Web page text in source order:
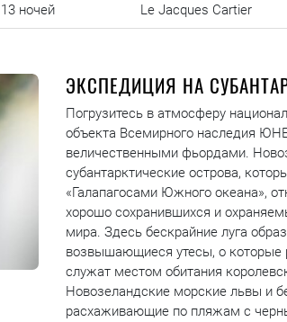
13 ночей Le Jacques Cartier
ЭКСПЕДИЦИЯ НА
Погрузитесь в атмосферу
объекта Всемирного наследия
величественными фьордами.
субантарктические острова,
«Галапагосами Южного океана»,
хорошо сохранившихся и
мира. Здесь бескрайние луга
возвышающиеся утесы, о которые
служат местом обитания
Новозеландские морские львы и
расхаживающие по пляжам с